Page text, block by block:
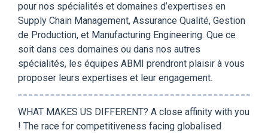
pour nos spécialités et domaines d’expertises en
Supply Chain Management, Assurance Qualité, Gestion
de Production, et Manufacturing Engineering. Que ce
soit dans ces domaines ou dans nos autres
spécialités, les équipes ABMI prendront plaisir à vous
proposer leurs expertises et leur engagement.
WHAT MAKES US DIFFERENT? A close affinity with you
! The race for competitiveness facing globalised